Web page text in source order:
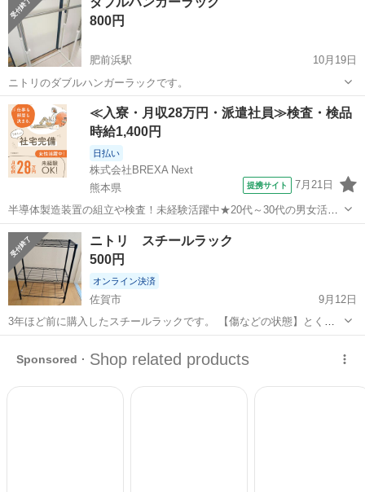
ださい。 現在商談中につき、キャンセルになった場合再度受付を再開
したいと思っております。 宜しくお願...
800円
肥前浜駅
10月19日
ニトリのダブルハンガーラックです。
佐賀 鹿島市 肥前浜駅 収納家具 ニトリ
≪入寮・月収28万円・派遣社員≫検査・検品
時給1,400円
日払い
株式会社BREXA Next
熊本県
提携サイト 7月21日
半導体製造装置の組立や検査！未経験活躍中★20代～30代の男女活躍
中★ワンルーム寮完備！赴任旅費会社負担！マイカー通勤OK！無料駐
車場あり！正社員登用あり！《熊本県菊池郡大津町》 人気の工場のお
仕事 ◇半導体製造装置の組立...
熊本 その他
ニトリ スチールラック
500円
オンライン決済
佐賀市
9月12日
3年ほど前に購入したスチールラックです。 【傷などの状態】とくに
目立った傷はありません。洗面所に置いていたので細かい箇所に取り
きれない埃があります。 【アピールポイント】状態はいいのでまだま
だ使えます！ 【希望取引場所】...